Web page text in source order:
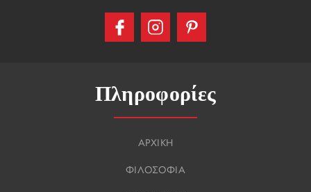
Πληροφορίες
ΑΡΧΙΚΗ
ΦΙΛΟΣΟΦΙΑ